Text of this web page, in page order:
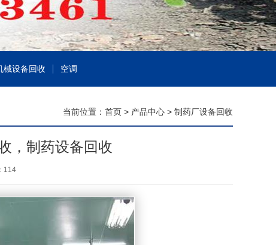
械设备回收 空调
当前位置： 首页 > 产品中心 > 制药厂设备回收
，制药设备回收
114